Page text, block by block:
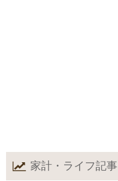
家計・ライフ記事